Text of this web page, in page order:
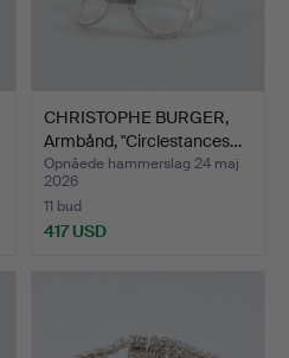
CHRISTOPHE BURGER,
Armbånd, "Circlestances…
Opnåede hammerslag 24 maj
2026
11 bud
417 USD